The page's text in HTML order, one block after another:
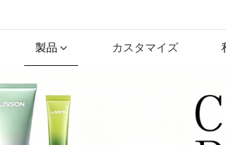
製品 カスタマイズ